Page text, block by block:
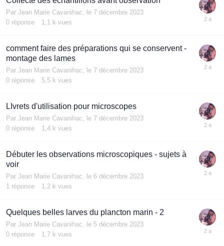
Par Jean Marie Cavanihac, le 7 décembre 2023
0 réponse 1,1 k vues
comment faire des préparations qui se conservent -
montage des lames
Par Jean Marie Cavanihac, le 7 décembre 2023
0 réponse 5,5 k vues
LIvrets d'utilisation pour microscopes
Par Jean Marie Cavanihac, le 7 décembre 2023
0 réponse 1,4 k vues
Débuter les observations microscopiques - sujets à
voir
Par Jean Marie Cavanihac, le 6 décembre 2023
1 réponse 1,2 k vues
Quelques belles larves du plancton marin - 2
Par Jean Marie Cavanihac, le 5 décembre 2023
0 réponse 1,7 k vues